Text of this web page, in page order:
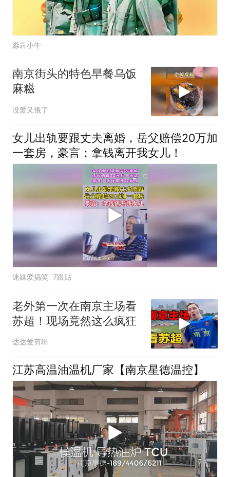
淼犇小牛
南京街头的特色早餐乌饭
麻糍
没爱又饿了
女儿出轨要跟丈夫离婚，岳父赔偿20万加
一套房，豪言：拿钱离开我女儿！
迷妹爱搞笑 7跟贴
老外第一次在南京主场看
苏超！现场竟然这么疯狂
达达爱剪辑
江苏高温油温机厂家【南京星德温控】